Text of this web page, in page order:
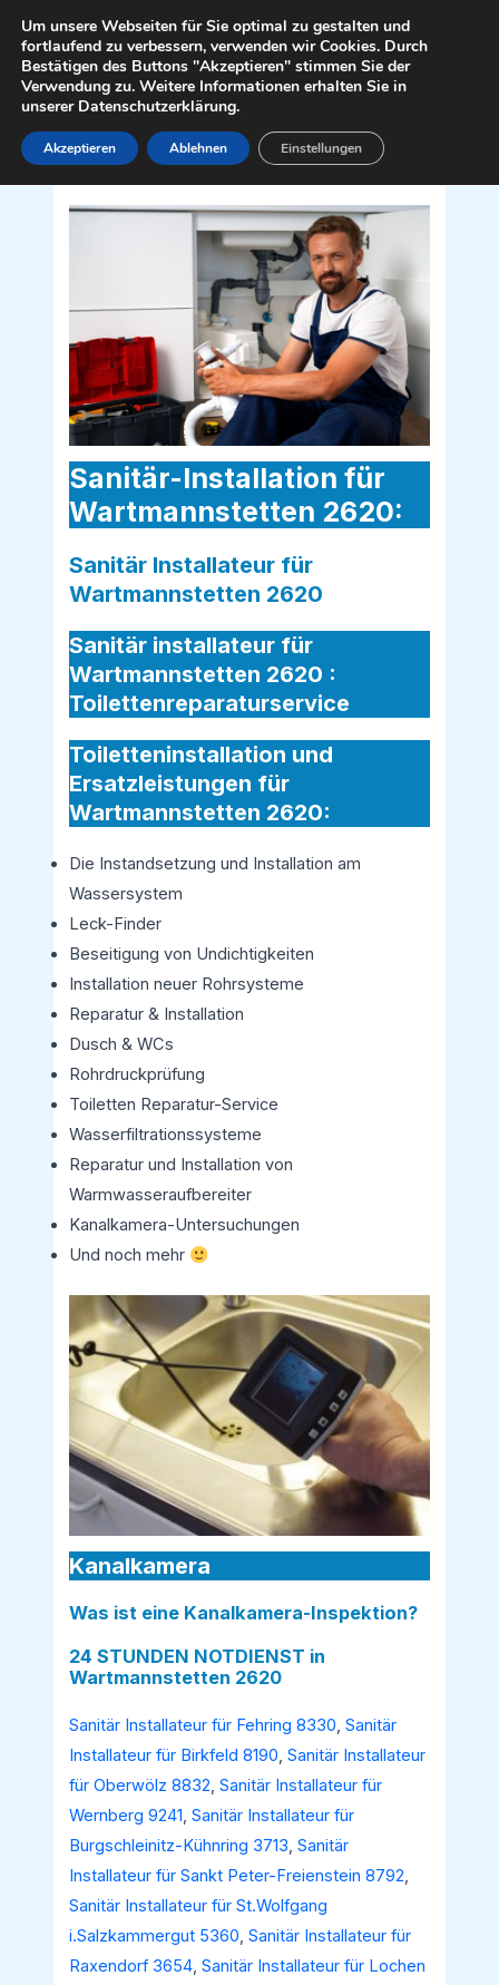
Inhalt
springen
Sanitär Installateur für
Sanitär-Installation für
Wartmannstetten 2620:
Sanitär Installateur für
Wartmannstetten 2620
Sanitär installateur für
Wartmannstetten 2620 :
Toilettenreparaturservice
Toiletteninstallation und
Ersatzleistungen für
Wartmannstetten 2620:
Die Instandsetzung und Installation am
Wassersystem
Leck-Finder
Beseitigung von Undichtigkeiten
Installation neuer Rohrsysteme
Reparatur & Installation
Dusch & WCs
Rohrdruckprüfung
Toiletten Reparatur-Service
Wasserfiltrationssysteme
Reparatur und Installation von
Warmwasseraufbereiter
Kanalkamera-Untersuchungen
Und noch mehr
Kanalkamera
Was ist eine Kanalkamera-Inspektion?
24 STUNDEN NOTDIENST in
Wartmannstetten 2620
Sanitär Installateur für Fehring 8330,Sanitär
Installateur für Birkfeld 8190,Sanitär Installateur
für Oberwölz 8832,Sanitär Installateur für
Wernberg 9241,Sanitär Installateur für
Burgschleinitz-Kühnring 3713,Sanitär
Installateur für Sankt Peter-Freienstein 8792,
Sanitär Installateur für St.Wolfgang
i.Salzkammergut 5360,Sanitär Installateur für
Raxendorf 3654,Sanitär Installateur für Lochen
Um unsere Webseiten für Sie optimal zu gestalten und
fortlaufend zu verbessern, verwenden wir Cookies. Durch
Bestätigen des Buttons "Akzeptieren" stimmen Sie der
Verwendung zu. Weitere Informationen erhalten Sie in
unserer Datenschutzerklärung.
Akzeptieren Ablehnen Einstellungen